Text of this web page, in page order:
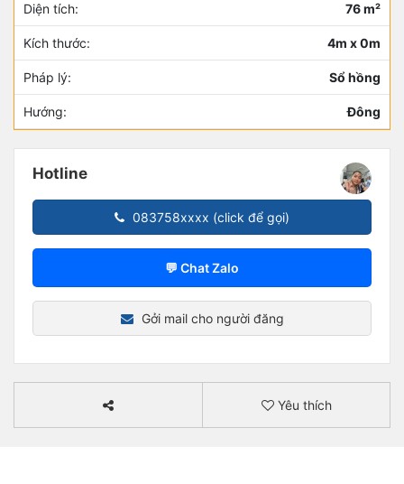
Diện tích: 76 m²
Kích thước: 4m x 0m
Pháp lý: Sổ hồng
Hướng: Đông
Hotline
083758xxxx (click để gọi)
💬 Chat Zalo
Gởi mail cho người đăng
Yêu thích